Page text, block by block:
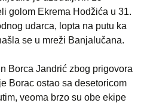
golom Ekrema Hodžića u 31.
udarca, lopta na putu ka
se u mreži Banjalučana.
Borca Jandrić zbog prigovora
Borac ostao sa desetoricom
veoma brzo su obe ekipe